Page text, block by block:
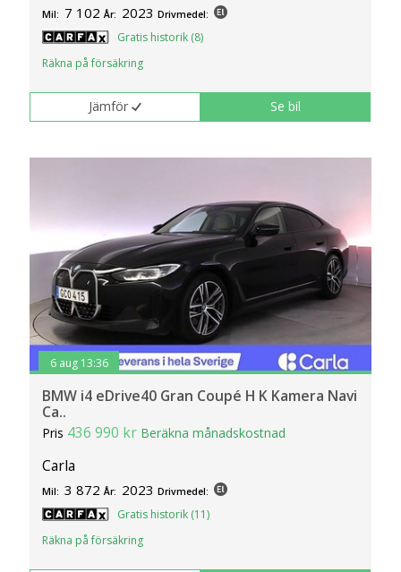
Mil: 7 102 År: 2023 Drivmedel:
Gratis historik (8)
Räkna på försäkring
Jämför Se bil
6 aug 13:36
BMW i4 eDrive40 Gran Coupé H K Kamera Navi
Ca..
Pris 436 990 kr Beräkna månadskostnad
Carla
Mil: 3 872 År: 2023 Drivmedel:
Gratis historik (11)
Räkna på försäkring